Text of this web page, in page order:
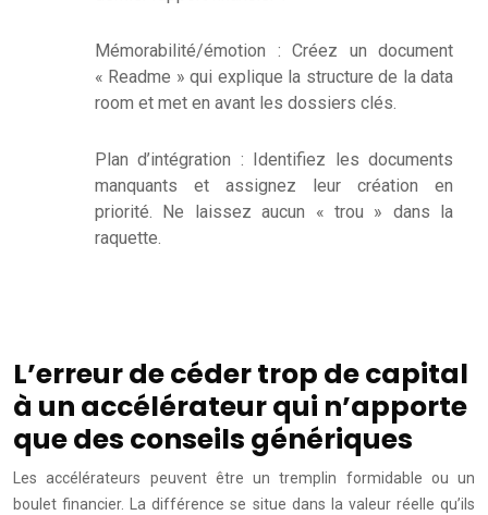
Mémorabilité/émotion : Créez un document
« Readme » qui explique la structure de la data
room et met en avant les dossiers clés.
Plan d’intégration : Identifiez les documents
manquants et assignez leur création en
priorité. Ne laissez aucun « trou » dans la
raquette.
L’erreur de céder trop de capital
à un accélérateur qui n’apporte
que des conseils génériques
Les accélérateurs peuvent être un tremplin formidable ou un
boulet financier. La différence se situe dans la valeur réelle qu’ils